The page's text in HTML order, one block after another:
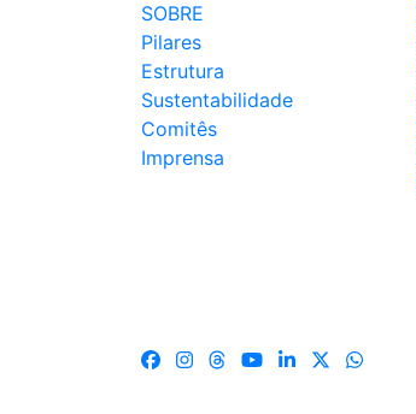
SOBRE
Pilares
Estrutura
Sustentabilidade
Comitês
Imprensa